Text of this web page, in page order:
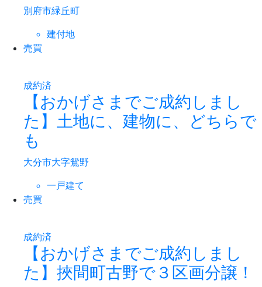
別府市緑丘町
建付地
売買
成約済
【おかげさまでご成約しまし
た】土地に、建物に、どちらで
も
大分市大字鴛野
一戸建て
売買
成約済
【おかげさまでご成約しまし
た】挾間町古野で３区画分譲！